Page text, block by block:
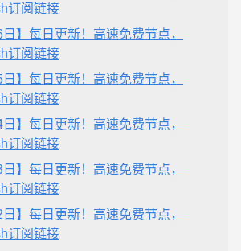
订阅链接
日】每日更新！高速免费节点，
订阅链接
日】每日更新！高速免费节点，
订阅链接
日】每日更新！高速免费节点，
订阅链接
日】每日更新！高速免费节点，
订阅链接
日】每日更新！高速免费节点，
订阅链接